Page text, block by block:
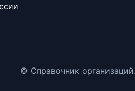
© Справочник